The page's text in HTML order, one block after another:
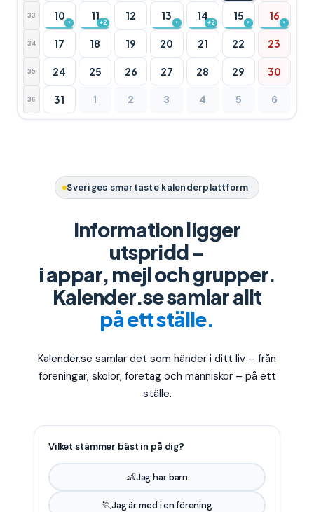
33 10
•
11
+2
12 13
•
14
+2
15
•
16
•
34 17 18 19 20 21 22 23
35 24 25 26 27 28 29 30
36 31 1 2 3 4 5 6
Sveriges smartaste kalenderplattform
Information ligger
utspridd –
i appar, mejl och grupper.
Kalender.se samlar allt
på ett ställe.
Kalender.se samlar det som händer i ditt liv – från
föreningar, skolor, företag och människor – på ett
ställe.
Vilket stämmer bäst in på dig?
👶Jag har barn
🏃Jag är med i en förening